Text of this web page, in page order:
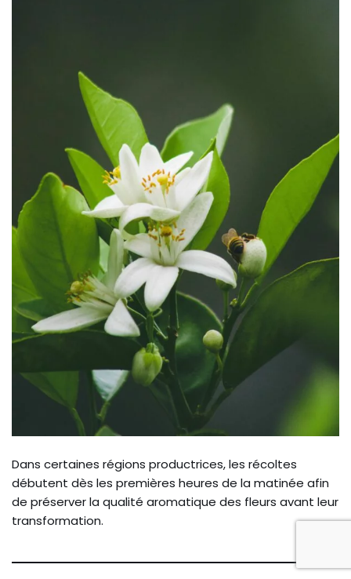
Dans certaines régions productrices, les récoltes
débutent dès les premières heures de la matinée afin
de préserver la qualité aromatique des fleurs avant leur
transformation.